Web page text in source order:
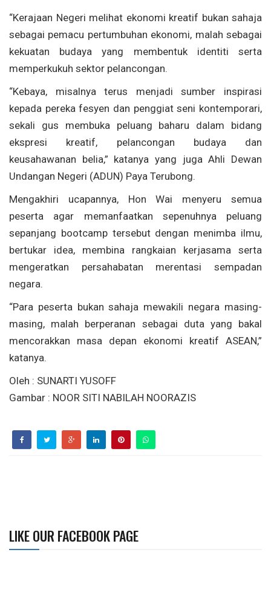
“Kerajaan Negeri melihat ekonomi kreatif bukan sahaja
sebagai pemacu pertumbuhan ekonomi, malah sebagai
kekuatan budaya yang membentuk identiti serta
memperkukuh sektor pelancongan.
“Kebaya, misalnya terus menjadi sumber inspirasi
kepada pereka fesyen dan penggiat seni kontemporari,
sekali gus membuka peluang baharu dalam bidang
ekspresi kreatif, pelancongan budaya dan
keusahawanan belia,” katanya yang juga Ahli Dewan
Undangan Negeri (ADUN) Paya Terubong.
Mengakhiri ucapannya, Hon Wai menyeru semua
peserta agar memanfaatkan sepenuhnya peluang
sepanjang bootcamp tersebut dengan menimba ilmu,
bertukar idea, membina rangkaian kerjasama serta
mengeratkan persahabatan merentasi sempadan
negara.
“Para peserta bukan sahaja mewakili negara masing-
masing, malah berperanan sebagai duta yang bakal
mencorakkan masa depan ekonomi kreatif ASEAN,”
katanya.
Oleh : SUNARTI YUSOFF
Gambar : NOOR SITI NABILAH NOORAZIS
LIKE OUR FACEBOOK PAGE